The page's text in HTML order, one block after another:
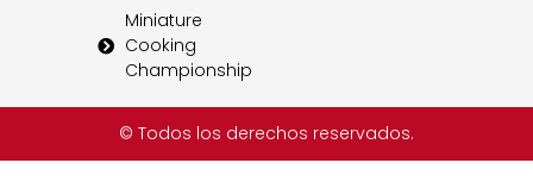
Miniature
Cooking
Championship
© Todos los derechos reservados.